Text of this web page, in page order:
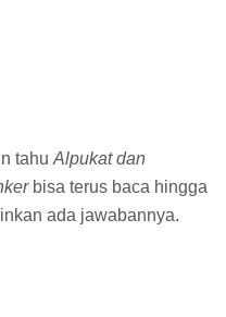
tahu Alpukat dan
bisa terus baca hingga
ada jawabannya.